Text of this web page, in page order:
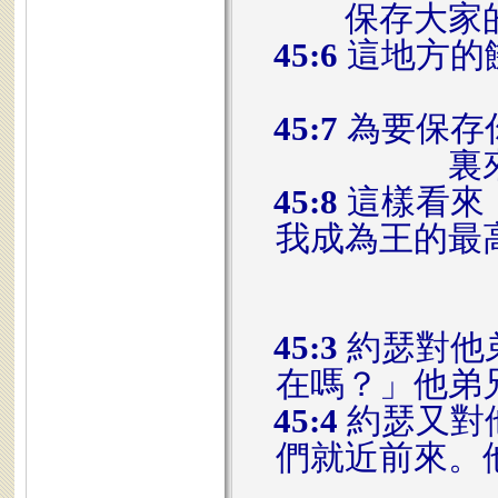
保存大家
45:6 這地方的
45:7 為要保存
裏
45:8 這樣看來
我成為王的最
45:3 約瑟對他
在嗎？」他弟
45:4 約瑟又對
們就近前來。